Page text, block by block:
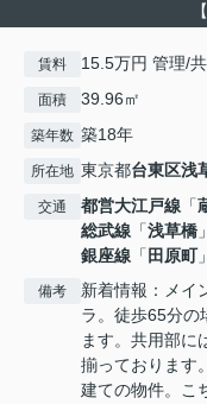
賃料 15.5万円 管理/
面積 39.96㎡
築年数 築18年
所在地 東京都台東区浅
交通 都営大江戸線 「
総武線 「浅草橋
銀座線 「 田原町
備考
新着情報：メイ
ラ。徒歩65分の
ます。共用部に
揃っております
建ての物件。こ